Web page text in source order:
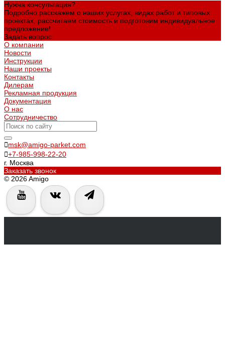
Нужна консультация?
Подробно расскажем о наших услугах, видах работ и типовых
проектах, рассчитаем стоимость и подготовим индивидуальное
предложение!
Задать вопрос
О компании
Новости
Инструкции
Наши проекты
Контакты
Дилерам
Рекламная продукция
Документация
О нас
Сотрудничество
msk@amigo-parket.com
+7-985-998-22-20
г. Москва
Заказать звонок
© 2026 Amigo